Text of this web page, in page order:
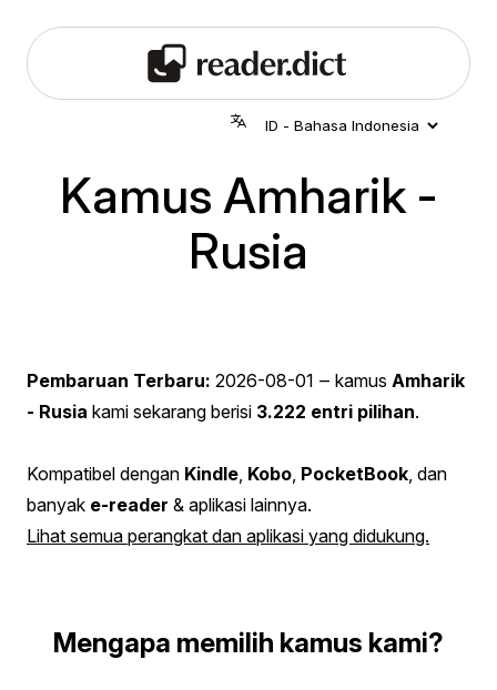
Kamus Amharik -
Rusia
Pembaruan Terbaru: 2026-08-01 ‒ kamus Amharik
- Rusia kami sekarang berisi 3.222 entri pilihan.
Kompatibel dengan Kindle Kobo PocketBook , dan
banyak e-reader & aplikasi lainnya.
Lihat semua perangkat dan aplikasi yang didukung.
Mengapa memilih kamus kami?